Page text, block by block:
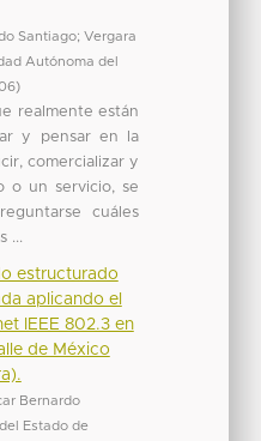
Santiago; Vergara
Autónoma del
)
realmente están
y pensar en la
comercializar y
o un servicio, se
cuáles
...
estructurado
aplicando el
IEEE 802.3 en
de México
Bernardo
Estado de